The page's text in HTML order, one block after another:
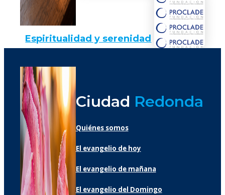
Espiritualidad y serenidad
Ciudad Redonda
Quiénes somos
El evangelio de hoy
El evangelio de mañana
El evangelio del Domingo